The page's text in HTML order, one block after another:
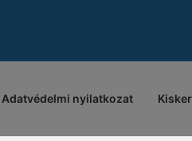
Adatvédelmi nyilatkozat